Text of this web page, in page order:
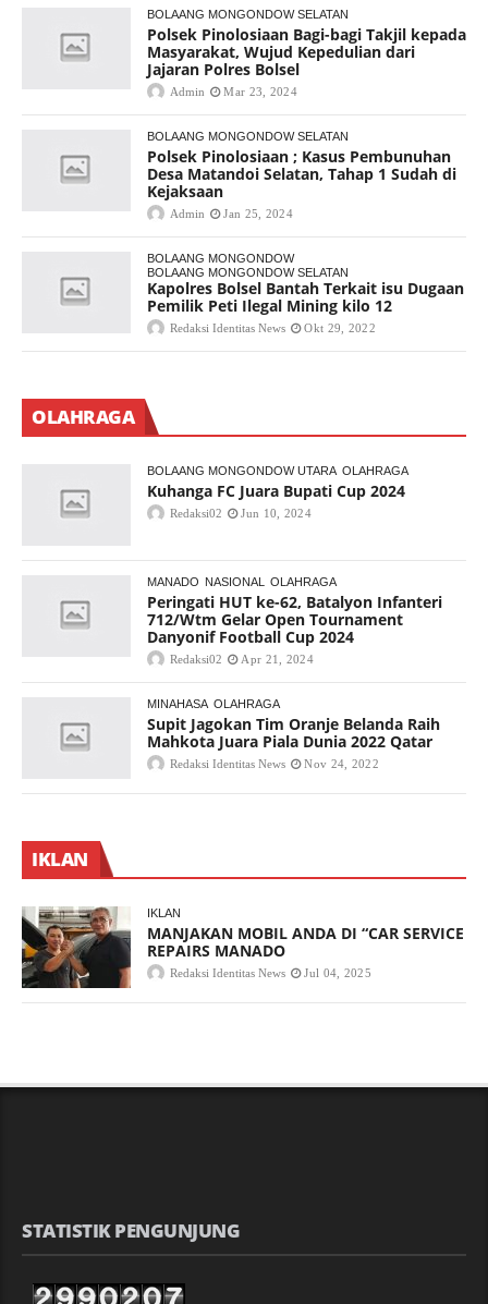
BOLAANG MONGONDOW SELATAN
Polsek Pinolosiaan Bagi-bagi Takjil kepada
Masyarakat, Wujud Kepedulian dari
Jajaran Polres Bolsel
Admin Mar 23, 2024
BOLAANG MONGONDOW SELATAN
Polsek Pinolosiaan ; Kasus Pembunuhan
Desa Matandoi Selatan, Tahap 1 Sudah di
Kejaksaan
Admin Jan 25, 2024
BOLAANG MONGONDOW
BOLAANG MONGONDOW SELATAN
Kapolres Bolsel Bantah Terkait isu Dugaan
Pemilik Peti Ilegal Mining kilo 12
Redaksi Identitas News Okt 29, 2022
OLAHRAGA
BOLAANG MONGONDOW UTARA OLAHRAGA
Kuhanga FC Juara Bupati Cup 2024
Redaksi02 Jun 10, 2024
MANADO NASIONAL OLAHRAGA
Peringati HUT ke-62, Batalyon Infanteri
712/Wtm Gelar Open Tournament
Danyonif Football Cup 2024
Redaksi02 Apr 21, 2024
MINAHASA OLAHRAGA
Supit Jagokan Tim Oranje Belanda Raih
Mahkota Juara Piala Dunia 2022 Qatar
Redaksi Identitas News Nov 24, 2022
IKLAN
IKLAN
MANJAKAN MOBIL ANDA DI “CAR SERVICE
REPAIRS MANADO
Redaksi Identitas News Jul 04, 2025
STATISTIK PENGUNJUNG